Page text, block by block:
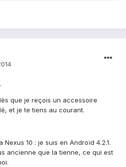
que je reçois un accessoire
et je te tiens au courant.
10 : je suis en Androïd 4.2.1.
ancienne que la tienne, ce qui est